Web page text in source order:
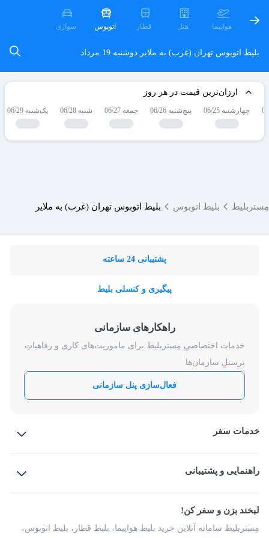
هواپیما هتل قطار اتوبوس سواری
بلیط اتوبوس تهران (غرب) به ملایر دوشنبه 19 مرداد
ارزان‌ترین قیمت در هر روز
چهارشنبه 06/25 پنج‌شنبه 06/26 جمعه 06/27 شنبه 06/28 یک‌شنبه 06/29
مِستربلیط بلیط اتوبوس بلیط اتوبوس تهران (غرب) به ملایر
پشتیبانی 24 ساعته
پیگیری و کنسلی بلیط
راهکارهای سازمانی
خدمات اختصاصیِ مِستربلیط برای ماموریت‌های کاری و رفاهیاتِ
پرسنلِ سازمان‌ها
فعال‌سازی پنل سازمانی
خدمات سفر
بلیط قطار
راهنمایی و پشتیبانی
شرایط و مقررات
راهکار سازمانی
فرصت‌های شغلی
لبخند بزن و سفر کن!
مِستربلیط سامانه آنلاین خرید بلیط هواپیما، بلیط قطار، بلیط اتوبوس،